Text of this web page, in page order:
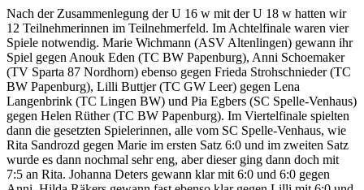
Nach der Zusammenlegung der U 16 w mit der U 18 w hatten wir
12 Teilnehmerinnen im Teilnehmerfeld. Im Achtelfinale waren vier
Spiele notwendig. Marie Wichmann (ASV Altenlingen) gewann ihr
Spiel gegen Anouk Eden (TC BW Papenburg), Anni Schoemaker
(TV Sparta 87 Nordhorn) ebenso gegen Frieda Strohschnieder (TC
BW Papenburg), Lilli Buttjer (TC GW Leer) gegen Lena
Langenbrink (TC Lingen BW) und Pia Egbers (SC Spelle-Venhaus)
gegen Helen Rüther (TC BW Papenburg). Im Viertelfinale spielten
dann die gesetzten Spielerinnen, alle vom SC Spelle-Venhaus, wie
Rita Sandrozd gegen Marie im ersten Satz 6:0 und im zweiten Satz
wurde es dann nochmal sehr eng, aber dieser ging dann doch mit
7:5 an Rita. Johanna Deters gewann klar mit 6:0 und 6:0 gegen